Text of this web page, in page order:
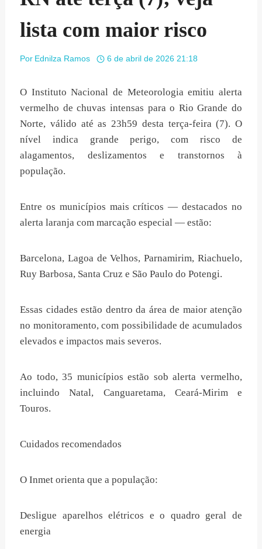
lista com maior risco
Por Ednilza Ramos 6 de abril de 2026 21:18
O Instituto Nacional de Meteorologia emitiu alerta
vermelho de chuvas intensas para o Rio Grande do
Norte, válido até as 23h59 desta terça-feira (7). O
nível indica grande perigo, com risco de
alagamentos, deslizamentos e transtornos à
população.
Entre os municípios mais críticos — destacados no
alerta laranja com marcação especial — estão:
Barcelona, Lagoa de Velhos, Parnamirim, Riachuelo,
Ruy Barbosa, Santa Cruz e São Paulo do Potengi.
Essas cidades estão dentro da área de maior atenção
no monitoramento, com possibilidade de acumulados
elevados e impactos mais severos.
Ao todo, 35 municípios estão sob alerta vermelho,
incluindo Natal, Canguaretama, Ceará-Mirim e
Touros.
Cuidados recomendados
O Inmet orienta que a população:
Desligue aparelhos elétricos e o quadro geral de
energia